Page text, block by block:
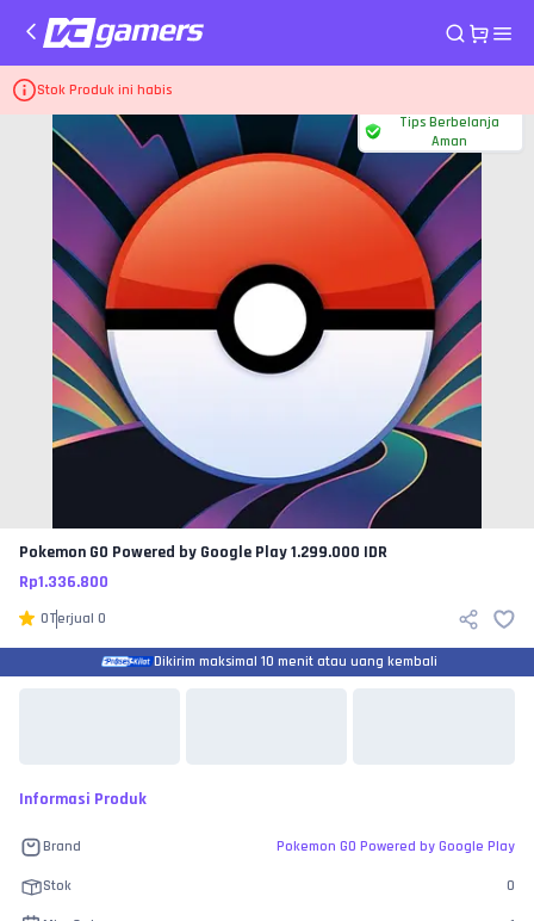
Stok Produk ini habis
Home Voucher Pokemon GO Powered by Google Play
Tips Berbelanja
Aman
Pokemon GO Powered by Google Play1.299.000 IDR
Rp1.336.800
0Terjual 0
Dikirim maksimal 10 menit atau uang kembali
Informasi Produk
Brand Pokemon GO Powered by Google Play
Stok 0